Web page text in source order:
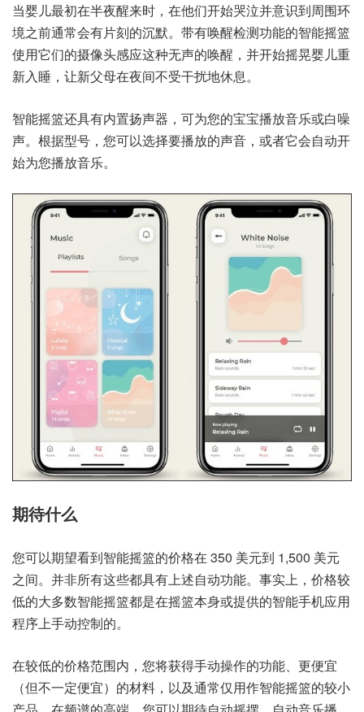
当婴儿最初在半夜醒来时，在他们开始哭泣并意识到周围环
境之前通常会有片刻的沉默。带有唤醒检测功能的智能摇篮
使用它们的摄像头感应这种无声的唤醒，并开始摇晃婴儿重
新入睡，让新父母在夜间不受干扰地休息。
智能摇篮还具有内置扬声器，可为您的宝宝播放音乐或白噪
声。根据型号，您可以选择要播放的声音，或者它会自动开
始为您播放音乐。
期待什么
您可以期望看到智能摇篮的价格在 350 美元到 1,500 美元
之间。并非所有这些都具有上述自动功能。事实上，价格较
低的大多数智能摇篮都是在摇篮本身或提供的智能手机应用
程序上手动控制的。
在较低的价格范围内，您将获得手动操作的功能、更便宜
（但不一定便宜）的材料，以及通常仅用作智能摇篮的较小